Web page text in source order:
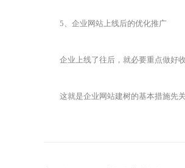
5、企业网站上线后的优化推广
企业上线了往后，就必要重点做好收
这就是企业网站建树的基本措施先关